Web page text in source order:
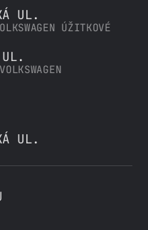
UL.
ÚŽITKOVÉ
UL.